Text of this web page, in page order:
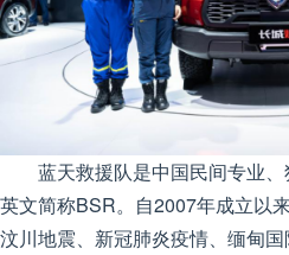
蓝天救援队是中国民间专业
英文简称BSR。自2007年成立以
汶川地震、新冠肺炎疫情、缅甸